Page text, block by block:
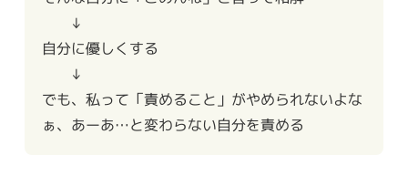
↓
自分に優しくする
↓
でも、私って「責めること」がやめられないよな
ぁ、あーあ…と変わらない自分を責める